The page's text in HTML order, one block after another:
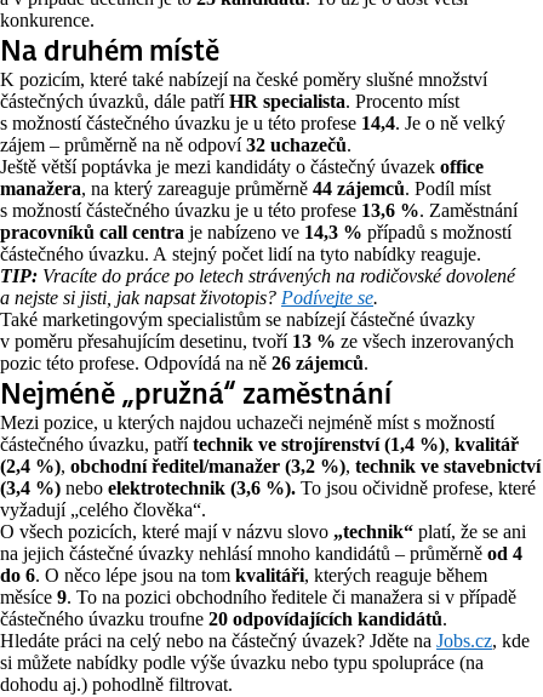
konkurence.
Na druhém místě
K pozicím, které také nabízejí na české poměry slušné množství
částečných úvazků, dále patříHR specialista. Procento míst
s možností částečného úvazku je u této profese 14,4. Je o ně velký
zájem – průměrně na ně odpoví32 uchazečů.
Ještě větší poptávka je mezi kandidáty o částečný úvazek office
manažera, na který zareaguje průměrně 44 zájemců. Podíl míst
s možností částečného úvazku je u této profese 13,6 %. Zaměstnání
pracovníků call centra je nabízeno ve 14,3 % případů s možností
částečného úvazku. A stejný počet lidí na tyto nabídky reaguje.
TIP: Vracíte do práce po letech strávených na rodičovské dovolené
a nejste si jisti, jak napsat životopis? Podívejte se.
Také marketingovým specialistům se nabízejí částečné úvazky
v poměru přesahujícím desetinu, tvoří 13 % ze všech inzerovaných
pozic této profese. Odpovídá na ně 26 zájemců.
Nejméně „pružná“ zaměstnání
Mezi pozice, u kterých najdou uchazeči nejméně míst s možností
částečného úvazku, patřítechnik ve strojírenství (1,4 %), kvalitář
(2,4 %), obchodní ředitel/manažer (3,2 %), technik ve stavebnictví
(3,4 %) nebo elektrotechnik (3,6 %). To jsou očividně profese, které
vyžadují „celého člověka“.
O všech pozicích, které mají v názvu slovo „technik“ platí, že se ani
na jejich částečné úvazky nehlásí mnoho kandidátů – průměrně od 4
do 6. O něco lépe jsou na tom kvalitáři, kterých reaguje během
měsíce 9. To na pozici obchodního ředitele či manažera si v případě
částečného úvazku troufne 20 odpovídajících kandidátů.
Hledáte práci na celý nebo na částečný úvazek? Jděte na Jobs.cz, kde
si můžete nabídky podle výše úvazku nebo typu spolupráce (na
dohodu aj.) pohodlně filtrovat.